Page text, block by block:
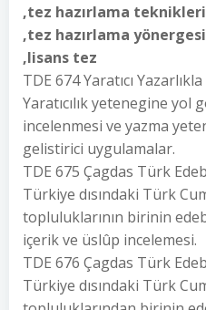
,tez hazırlama
,tez hazırlama
,lisans tez
TDE 674 Yaratıcı
Yaratıcılık yetenegine yol
incelenmesi ve yazma
gelistirici uygulamalar.
TDE 675 Çagdas Türk
Türkiye dısındaki Türk
topluluklarının birinin
içerik ve üslûp incelemesi.
TDE 676 Çagdas Türk
Türkiye dısındaki Türk